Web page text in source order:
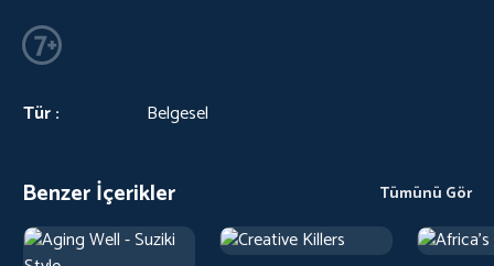
Tür : Belgesel
Benzer İçerikler Tümünü Gör